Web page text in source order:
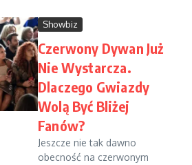
Showbiz
Czerwony Dywan Już
Nie Wystarcza.
Dlaczego Gwiazdy
Wolą Być Bliżej
Fanów?
Jeszcze nie tak dawno
obecność na czerwonym